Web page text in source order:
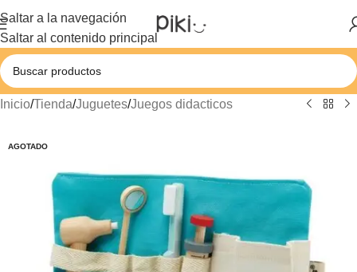
Saltar a la navegación
Saltar al contenido principal
Inicio/Tienda/Juguetes/Juegos didacticos
AGOTADO